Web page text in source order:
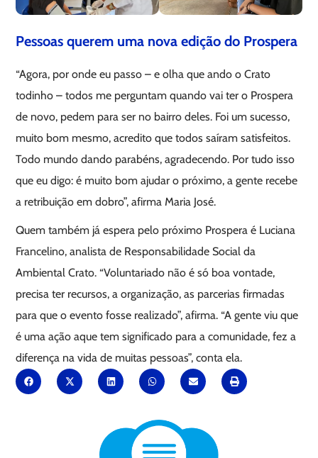
Pessoas querem uma nova edição do Prospera
“Agora, por onde eu passo – e olha que ando o Crato
todinho – todos me perguntam quando vai ter o Prospera
de novo, pedem para ser no bairro deles. Foi um sucesso,
muito bom mesmo, acredito que todos saíram satisfeitos.
Todo mundo dando parabéns, agradecendo. Por tudo isso
que eu digo: é muito bom ajudar o próximo, a gente recebe
a retribuição em dobro”, afirma Maria José.
Quem também já espera pelo próximo Prospera é Luciana
Francelino, analista de Responsabilidade Social da
Ambiental Crato. “Voluntariado não é só boa vontade,
precisa ter recursos, a organização, as parcerias firmadas
para que o evento fosse realizado”, afirma. “A gente viu que
é uma ação aque tem significado para a comunidade, fez a
diferença na vida de muitas pessoas”, conta ela.